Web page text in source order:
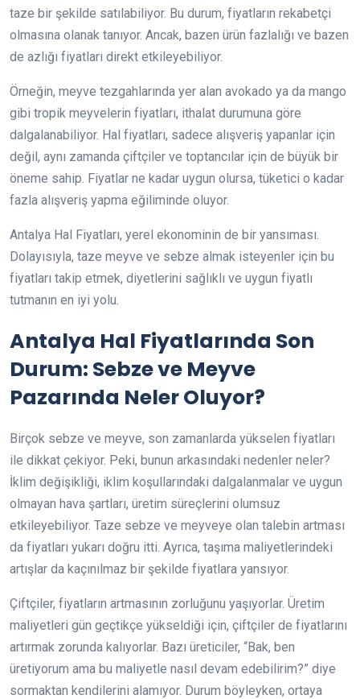
taze bir şekilde satılabiliyor. Bu durum, fiyatların rekabetçi
olmasına olanak tanıyor. Ancak, bazen ürün fazlalığı ve bazen
de azlığı fiyatları direkt etkileyebiliyor.
Örneğin, meyve tezgahlarında yer alan avokado ya da mango
gibi tropik meyvelerin fiyatları, ithalat durumuna göre
dalgalanabiliyor. Hal fiyatları, sadece alışveriş yapanlar için
değil, aynı zamanda çiftçiler ve toptancılar için de büyük bir
öneme sahip. Fiyatlar ne kadar uygun olursa, tüketici o kadar
fazla alışveriş yapma eğiliminde oluyor.
Antalya Hal Fiyatları, yerel ekonominin de bir yansıması.
Dolayısıyla, taze meyve ve sebze almak isteyenler için bu
fiyatları takip etmek, diyetlerini sağlıklı ve uygun fiyatlı
tutmanın en iyi yolu.
Antalya Hal Fiyatlarında Son
Durum: Sebze ve Meyve
Pazarında Neler Oluyor?
Birçok sebze ve meyve, son zamanlarda yükselen fiyatları
ile dikkat çekiyor. Peki, bunun arkasındaki nedenler neler?
İklim değişikliği, iklim koşullarındaki dalgalanmalar ve uygun
olmayan hava şartları, üretim süreçlerini olumsuz
etkileyebiliyor. Taze sebze ve meyveye olan talebin artması
da fiyatları yukarı doğru itti. Ayrıca, taşıma maliyetlerindeki
artışlar da kaçınılmaz bir şekilde fiyatlara yansıyor.
Çiftçiler, fiyatların artmasının zorluğunu yaşıyorlar. Üretim
maliyetleri gün geçtikçe yükseldiği için, çiftçiler de fiyatlarını
artırmak zorunda kalıyorlar. Bazı üreticiler, “Bak, ben
üretiyorum ama bu maliyetle nasıl devam edebilirim?” diye
sormaktan kendilerini alamıyor. Durum böyleyken, ortaya